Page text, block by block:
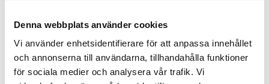
Denna webbplats använder cookies
Vi använder enhetsidentifierare för att anpassa innehållet
och annonserna till användarna, tillhandahålla funktioner
för sociala medier och analysera vår trafik. Vi